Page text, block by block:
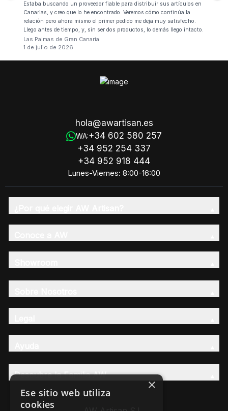
Estaba buscando un proveedor fiable para distribuir sus artículos en
Canarias, y creo que lo he encontrado. Veremos cómo continúa la
relación pero ahora mismo el primer pedido me deja muy satisfecho.
Llego antes de tiempo, y, sin ser dos productos, lo demás llego intacto.
Las Palmas de Gran Canaria
1 de julio de 2026
hola@awartisan.es
WA:+34 602 580 257
+34 952 254 337
+34 952 918 444
Lunes-Viernes: 8:00-16:00
Descubre la Familia AW
×
Ese sitio web utiliza
cookies